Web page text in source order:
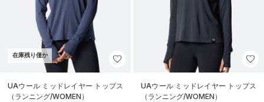
在庫残り僅か
UAウール ミッドレイヤー トップス
（ランニング/WOMEN）
UAウール ミッドレイヤー トップス
（ランニング/WOMEN）